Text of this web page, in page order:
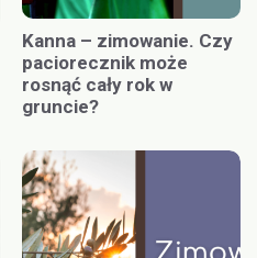
Kanna – zimowanie. Czy
paciorecznik może
rosnąć cały rok w
gruncie?